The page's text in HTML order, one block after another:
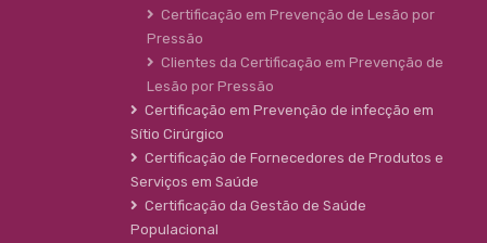
Certificação em Prevenção de Lesão por
Pressão
Clientes da Certificação em Prevenção de
Lesão por Pressão
Certificação em Prevenção de infecção em
Sítio Cirúrgico
Certificação de Fornecedores de Produtos e
Serviços em Saúde
Certificação da Gestão de Saúde
Populacional